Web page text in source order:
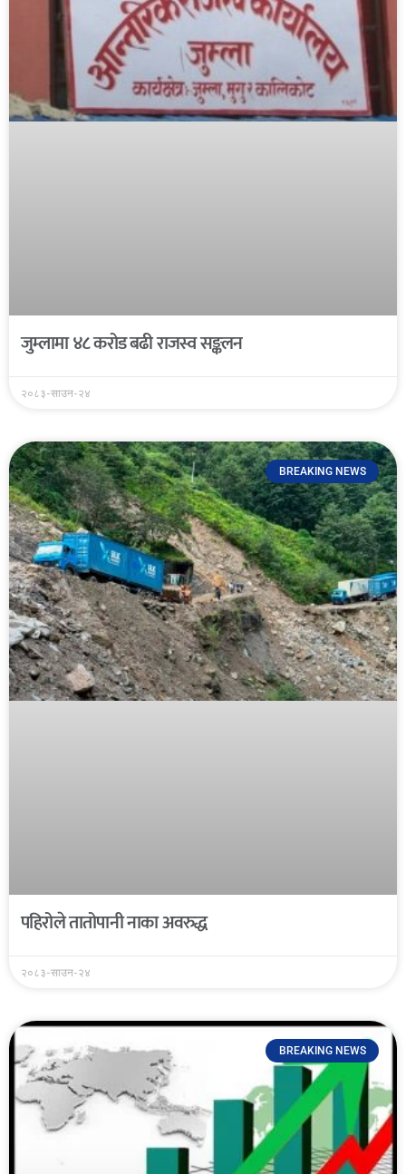
जुम्लामा ४८ करोड बढी राजस्व सङ्कलन
२०८३-साउन-२४
BREAKING NEWS
पहिरोले तातोपानी नाका अवरुद्ध
२०८३-साउन-२४
BREAKING NEWS